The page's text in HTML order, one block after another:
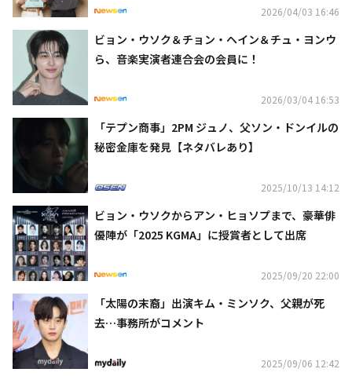
2026/04/03 16:46
ビョン・ウソク＆チョン・ヘイン＆チュ・ヨンウ
ら、音楽実演者連合会の会員に！
2026/03/04 16:53
「テプン商事」2PM ジュノ、父ソン・ドンイルの
秘密金庫を発見【ネタバレあり】
2025/10/13 14:12
ビョン・ウソクからアン・ヒョソプまで、豪華俳
優陣が「2025 KGMA」に授賞者として出席
2025/09/20 22:00
「太陽の末裔」出演キム・ミンソク、父親が死
去…事務所がコメント
2025/09/06 12:42